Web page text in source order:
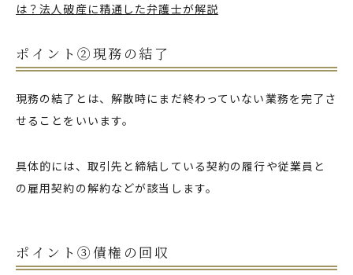
は？法人破産に精通した弁護士が解説
ポイント②現務の結了
現務の結了とは、解散時にまだ終わっていない業務を完了さ
せることをいいます。
具体的には、取引先と締結している契約の履行や従業員と
の雇用契約の解約などが該当します。
ポイント③債権の回収